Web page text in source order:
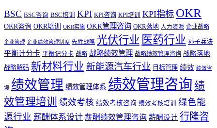
BSC BSC咨询 BSC培训 KPI KPI咨询 KPI培训 KPI指标 OKR
OKR咨询 OKR培训 OKR实施 OKR管理咨询 OKR落地 人力资源 企业战略
企业管理 企业绩效管理制度 先胜战略 光伏行业 医药行业 孙子兵法
平衡计分卡 平衡记分卡 战略 战略绩效管理 战略绩效管理咨询 战略落地
战略解码 新材料行业 新能源汽车行业 目标管理 绩效 绩效咨
询 绩效管理 绩效管理体系 绩效管理咨询 绩
效管理培训 绩效考核 绩效考核咨询 绩效考核培训
绿色能
源行业 薪酬体系设计 薪酬绩效管理咨询 薪酬设计 行隆咨